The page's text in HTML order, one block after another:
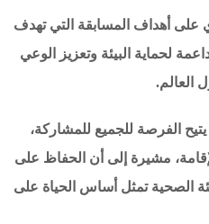
على أهداف المسابقة التي تهدف
لحماية البيئة وتعزيز الوعي
العالم.
الفرصة للجميع للمشاركة،
مشيرة إلى أن الحفاظ على
الصحية تمثل أساس الحياة على